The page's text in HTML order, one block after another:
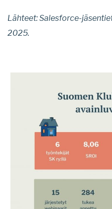
Lähteet: Salesforce-
2025.